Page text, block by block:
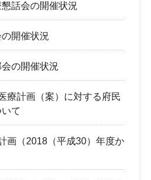
話会の開催状況
開催状況
の開催状況
療計画（案）に対する府民
て
画（2018（平成30）年度か